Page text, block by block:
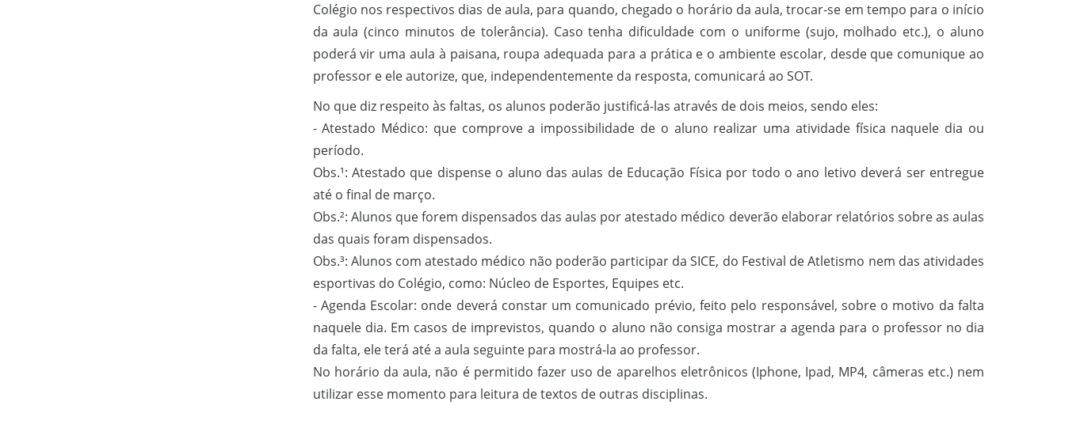
Colégio nos respectivos dias de aula, para quando, chegado o horário da aula, trocar-se em tempo para o início
da aula (cinco minutos de tolerância). Caso tenha dificuldade com o uniforme (sujo, molhado etc.), o aluno
poderá vir uma aula à paisana, roupa adequada para a prática e o ambiente escolar, desde que comunique ao
professor e ele autorize, que, independentemente da resposta, comunicará ao SOT.
No que diz respeito às faltas, os alunos poderão justificá-las através de dois meios, sendo eles:
- Atestado Médico: que comprove a impossibilidade de o aluno realizar uma atividade física naquele dia ou
período.
Obs.¹: Atestado que dispense o aluno das aulas de Educação Física por todo o ano letivo deverá ser entregue
até o final de março.
Obs.²: Alunos que forem dispensados das aulas por atestado médico deverão elaborar relatórios sobre as aulas
das quais foram dispensados.
Obs.³: Alunos com atestado médico não poderão participar da SICE, do Festival de Atletismo nem das atividades
esportivas do Colégio, como: Núcleo de Esportes, Equipes etc.
- Agenda Escolar: onde deverá constar um comunicado prévio, feito pelo responsável, sobre o motivo da falta
naquele dia. Em casos de imprevistos, quando o aluno não consiga mostrar a agenda para o professor no dia
da falta, ele terá até a aula seguinte para mostrá-la ao professor.
No horário da aula, não é permitido fazer uso de aparelhos eletrônicos (Iphone, Ipad, MP4, câmeras etc.) nem
utilizar esse momento para leitura de textos de outras disciplinas.